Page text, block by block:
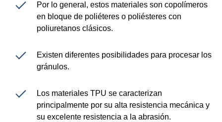
SUSTAINABILITY
Soluciones de TPE sostenibles
Product Carbon Footprint Calculator
Certificación ISCC Plus
GRS Certification
Por lo general, estos materiales son copolímeros
en bloque de poliéteres o poliésteres con
poliuretanos clásicos.
Existen diferentes posibilidades para procesar los
gránulos.
Los materiales TPU se caracterizan
principalmente por su alta resistencia mecánica y
su excelente resistencia a la abrasión.